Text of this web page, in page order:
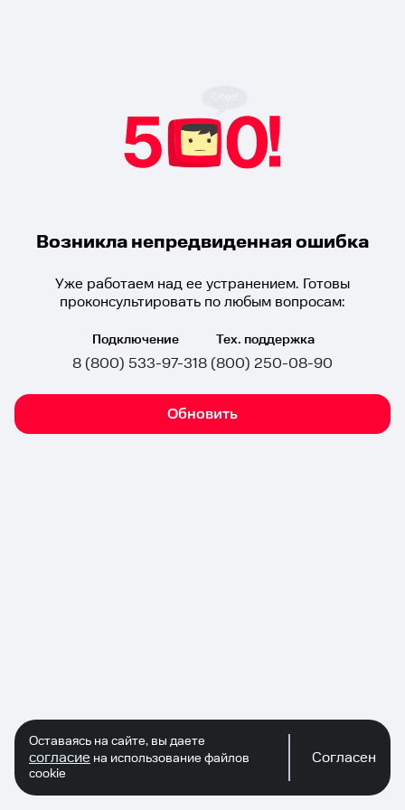
Возникла непредвиденная ошибка
Уже работаем над ее устранением. Готовы
проконсультировать по любым вопросам:
Подключение
8 (800) 533-97-31
Тех. поддержка
8 (800) 250-08-90
Обновить
Оставаясь на сайте, вы даете
согласие на использование файлов
cookie
Согласен